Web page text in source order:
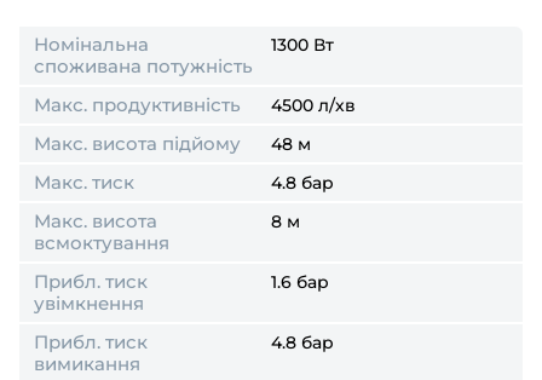
Номінальна
споживана потужність
1300 Вт
Макс. продуктивність 4500 л/хв
Макс. висота підйому 48 м
Макс. тиск 4.8 бар
Макс. висота
всмоктування
8 м
Прибл. тиск
увімкнення
1.6 бар
Прибл. тиск
вимикання
4.8 бар